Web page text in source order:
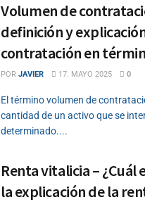
Volumen de
definición y
contratación en
POR JAVIER 17. MAYO 2025 0
El término volumen de
cantidad de un activo que se
determinado....
Renta vitalicia – ¿Cuál
la explicación de la